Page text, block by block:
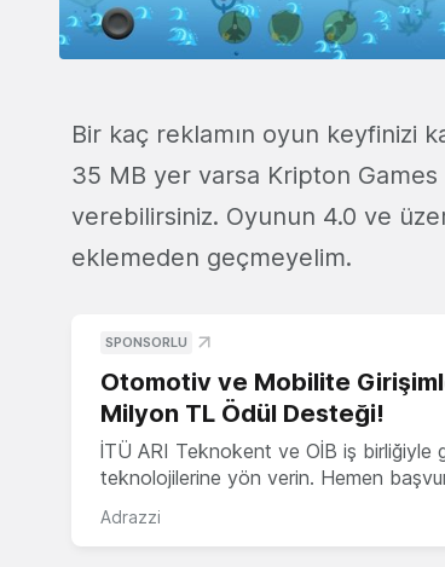
Bir kaç reklamın oyun keyfinizi
35 MB yer varsa Kripton Games
verebilirsiniz. Oyunun 4.0 ve
eklemeden geçmeyelim.
SPONSORLU
Otomotiv ve Mobilite
Milyon TL Ödül Desteği!
İTÜ ARI Teknokent ve OİB iş birliğiyle
teknolojilerine yön verin. Hemen
Adrazzi